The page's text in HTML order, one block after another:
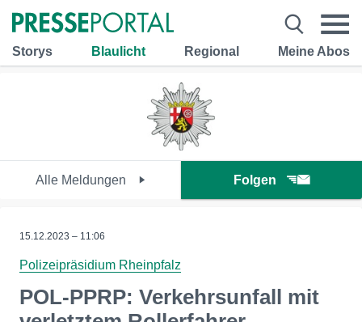
Storys Blaulicht Regional Meine Abos
Alle Meldungen Folgen
15.12.2023 – 11:06
Polizeipräsidium Rheinpfalz
POL-PPRP: Verkehrsunfall mit